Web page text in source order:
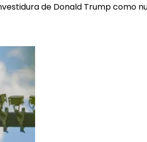
de Donald Trump como